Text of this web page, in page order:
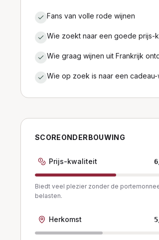
Fans van volle rode wijnen
Wie zoekt naar een goede prijs-
Wie graag wijnen uit Frankrijk
Wie op zoek is naar een cadeau-
SCOREONDERBOUWING
Prijs-kwaliteit 6
Biedt veel plezier zonder de
belasten.
Herkomst 5